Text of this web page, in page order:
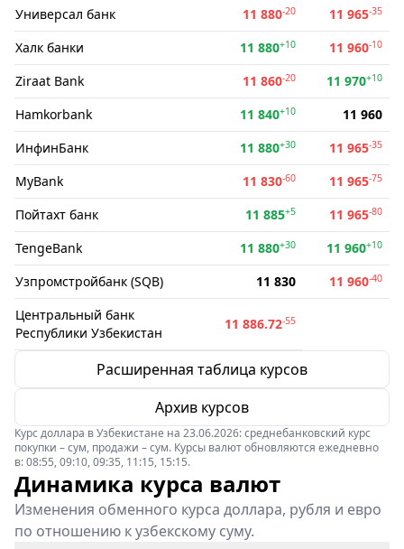
Универсал банк
11 880-20 11 965-35
Халк банки 11 880+10 11 960-10
Ziraat Bank 11 860-20 11 970+10
Hamkorbank 11 840+10
11 960
ИнфинБанк
11 880+30 11 965-35
MyBank 11 830-60 11 965-75
Пойтахт банк 11 885+5 11 965-80
TengeBank 11 880+30 11 960+10
Узпромстройбанк (SQB) 11 830 11 960-40
Центральный банк
Республики Узбекистан
11 886.72-55
Расширенная таблица курсов
Архив курсов
Курс доллара в Узбекистане на 23.06.2026: среднебанковский курс
покупки – сум, продажи – сум. Курсы валют обновляются ежедневно
в: 08:55, 09:10, 09:35, 11:15, 15:15.
Динамика курса валют
Изменения обменного курса доллара, рубля и евро
по отношению к узбекскому суму.